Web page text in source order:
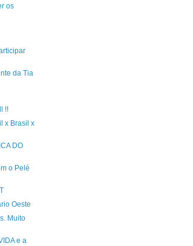
os
da Tia
!!
x Brasil x
DO
o Pelé
Oeste
Muito
e a